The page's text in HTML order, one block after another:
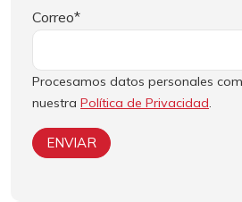
Correo*
Procesamos datos personales
nuestra Política de Privacidad.